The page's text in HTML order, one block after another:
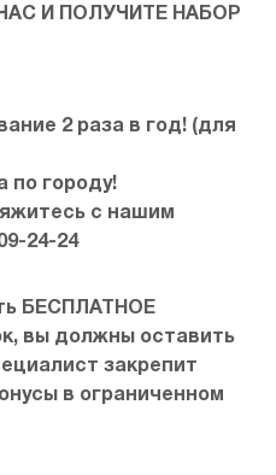
И ПОЛУЧИТЕ НАБОР
2 раза в год! (для
по городу!
с нашим
24-24
БЕСПЛАТНОЕ
вы должны оставить
закрепит
в ограниченном